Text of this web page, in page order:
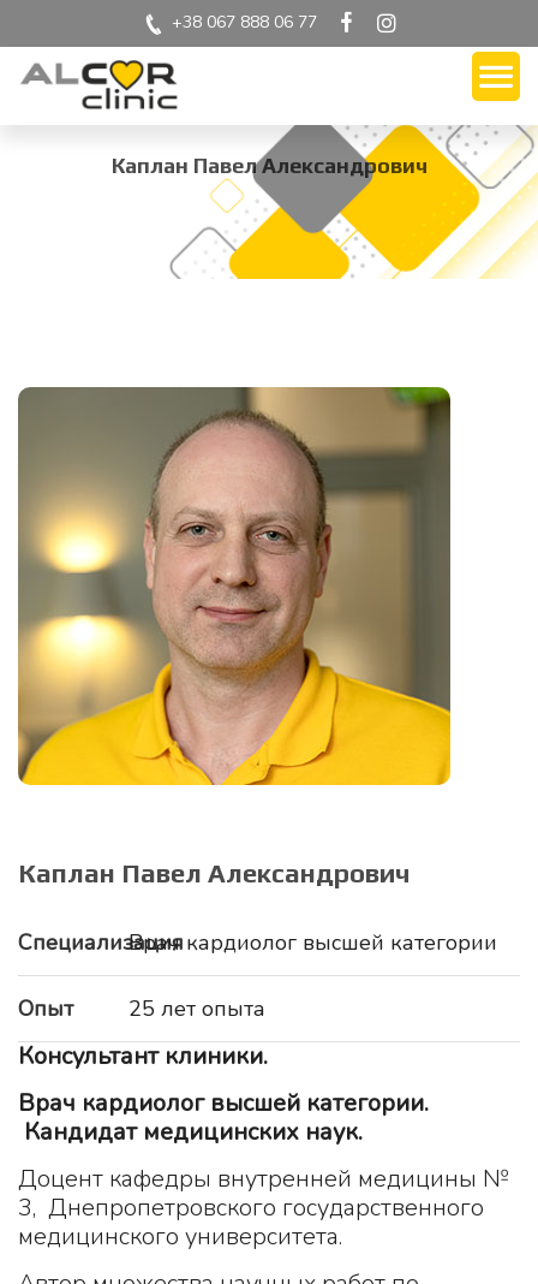
+38 067 888 06 77
Каплан Павел Александрович
Каплан Павел Александрович
СпециализацияВрач кардиолог высшей категории
Опыт 25 лет опыта
Консультант клиники.
Врач кардиолог высшей категории.
Кандидат медицинских наук.
Доцент кафедры внутренней медицины №
3, Днепропетровского государственного
медицинского университета.